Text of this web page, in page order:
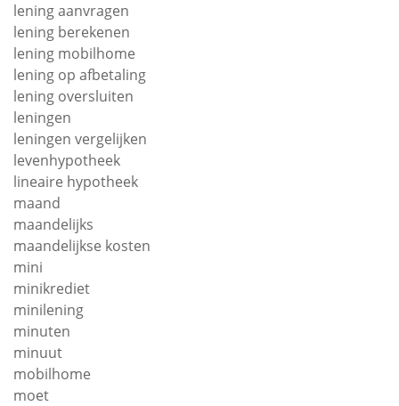
lening aanvragen
lening berekenen
lening mobilhome
lening op afbetaling
lening oversluiten
leningen
leningen vergelijken
levenhypotheek
lineaire hypotheek
maand
maandelijks
maandelijkse kosten
mini
minikrediet
minilening
minuten
minuut
mobilhome
moet